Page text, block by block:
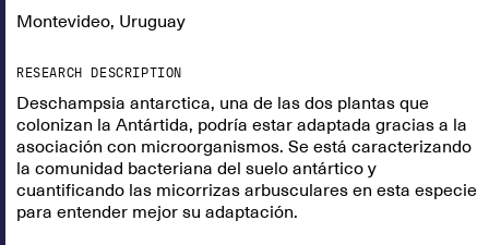
Montevideo, Uruguay
RESEARCH DESCRIPTION
Deschampsia antarctica, una de las dos plantas que
colonizan la Antártida, podría estar adaptada gracias a la
asociación con microorganismos. Se está caracterizando
la comunidad bacteriana del suelo antártico y
cuantificando las micorrizas arbusculares en esta especie
para entender mejor su adaptación.